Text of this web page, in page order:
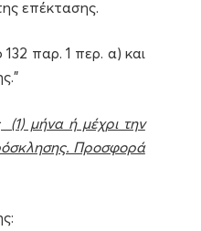
επέκτασης.
παρ. 1 περ. α) και
(1) μήνα ή μέχρι την
Προσφορά